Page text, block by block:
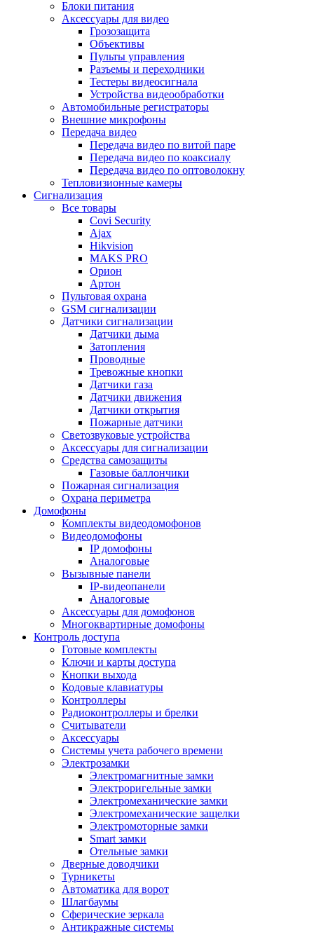
Блоки питания
Аксессуары для видео
Грозозащита
Объективы
Пульты управления
Разъемы и переходники
Тестеры видеосигнала
Устройства видеообработки
Автомобильные регистраторы
Внешние микрофоны
Передача видео
Передача видео по витой паре
Передача видео по коаксиалу
Передача видео по оптоволокну
Тепловизионные камеры
Сигнализация
Все товары
Covi Security
Ajax
Hikvision
MAKS PRO
Орион
Артон
Пультовая охрана
GSM сигнализации
Датчики сигнализации
Датчики дыма
Затопления
Проводные
Тревожные кнопки
Датчики газа
Датчики движения
Датчики открытия
Пожарные датчики
Светозвуковые устройства
Аксессуары для сигнализации
Средства самозащиты
Газовые баллончики
Пожарная сигнализация
Охрана периметра
Домофоны
Комплекты видеодомофонов
Видеодомофоны
IP домофоны
Аналоговые
Вызывные панели
IP-видеопанели
Аналоговые
Аксессуары для домофонов
Многоквартирные домофоны
Контроль доступа
Готовые комплекты
Ключи и карты доступа
Кнопки выхода
Кодовые клавиатуры
Контроллеры
Радиоконтроллеры и брелки
Считыватели
Аксессуары
Системы учета рабочего времени
Электрозамки
Электромагнитные замки
Электроригельные замки
Электромеханические замки
Электромеханические защелки
Электромоторные замки
Smart замки
Отельные замки
Дверные доводчики
Турникеты
Автоматика для ворот
Шлагбаумы
Сферические зеркала
Антикражные системы